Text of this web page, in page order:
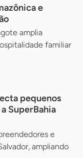
e
amplia
familiar
pequenos
SuperBahia
e
ampliando